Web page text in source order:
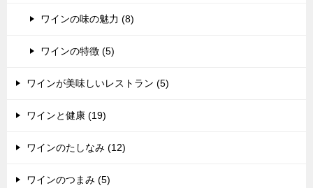
ワインの味の魅力 (8)
ワインの特徴 (5)
ワインが美味しいレストラン (5)
ワインと健康 (19)
ワインのたしなみ (12)
ワインのつまみ (5)